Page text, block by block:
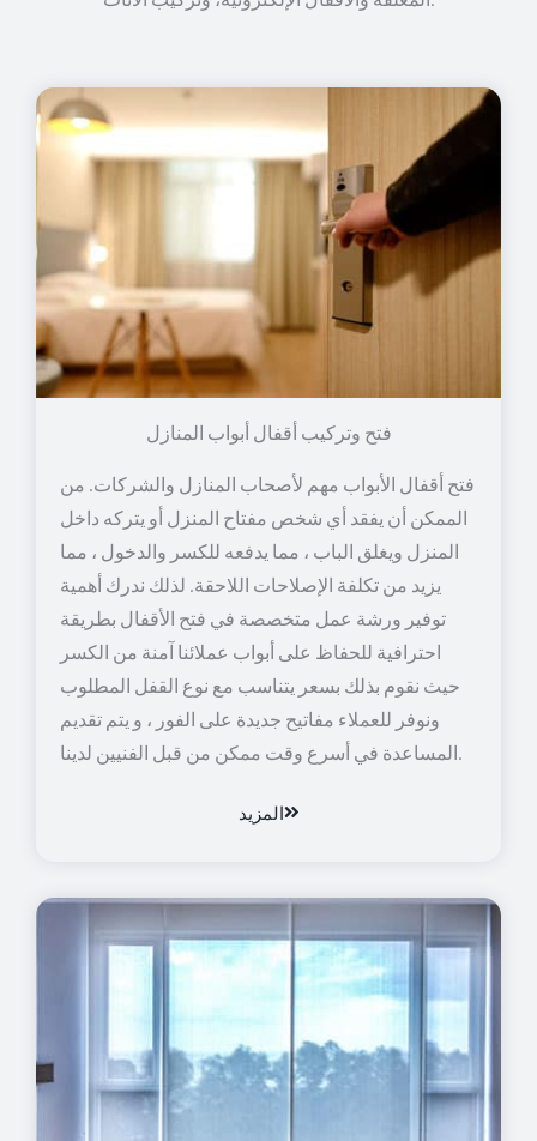
فتح وتركيب أقفال أبواب المنازل
فتح أقفال الأبواب مهم لأصحاب المنازل والشركات. من
الممكن أن يفقد أي شخص مفتاح المنزل أو يتركه داخل
المنزل ويغلق الباب ، مما يدفعه للكسر والدخول ، مما
يزيد من تكلفة الإصلاحات اللاحقة. لذلك ندرك أهمية
توفير ورشة عمل متخصصة في فتح الأقفال بطريقة
احترافية للحفاظ على أبواب عملائنا آمنة من الكسر
حيث نقوم بذلك بسعر يتناسب مع نوع القفل المطلوب
ونوفر للعملاء مفاتيح جديدة على الفور ، و يتم تقديم
المساعدة في أسرع وقت ممكن من قبل الفنيين لدينا.
المزيد